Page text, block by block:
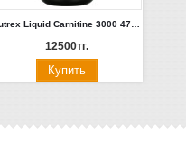
Nutrex Liquid Carnitine 3000 473 мл.
12500тг.